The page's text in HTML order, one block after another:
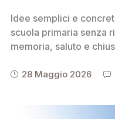
Idee semplici e
scuola primaria senza
memoria, saluto e
28 Maggio 2026